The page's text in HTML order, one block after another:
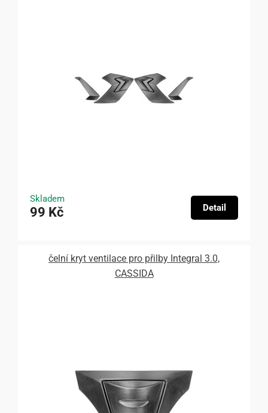
Skladem
99 Kč Detail
čelní kryt ventilace pro přilby Integral 3.0,
CASSIDA